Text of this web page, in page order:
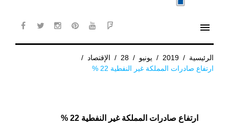
menu
الرئيسية /
2019
/ يونيو /
28
/ الإقتصاد
/
ارتفاع صادرات المملكة غير النفطية 22 %
ارتفاع صادرات المملكة غير النفطية 22 %